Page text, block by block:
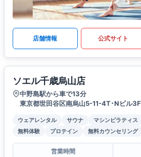
店舗情報 公式サイト
ソエル千歳烏山店
中野島駅から車で13分
東京都世田谷区南烏山5-11-4T･Nビル3F
ウェアレンタル サウナ マシンピラティス
無料体験
プロテイン 無料カウンセリング
営業時間